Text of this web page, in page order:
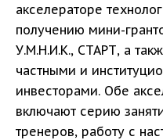
акселераторе
получению мини-
У.М.Н.И.К., СТАРТ, а
частными и
инвесторами. Обе
включают серию
тренеров, работу с